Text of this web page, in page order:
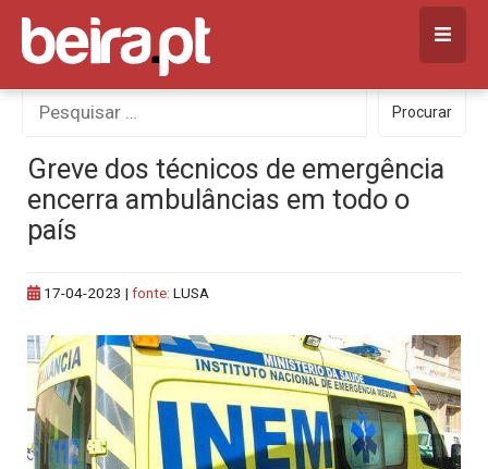
Skip
content
Procurar
por:
Procurar
Greve dos técnicos de emergência
encerra ambulâncias em todo o
país
17-04-2023 | fonte: LUSA